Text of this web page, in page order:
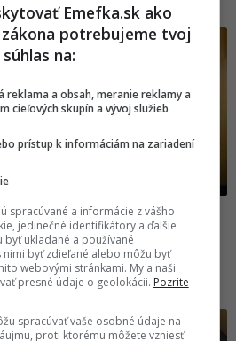
nákupom. Allegro
slovenský e-shop
11.02.2025
Emefka.sk ako
potrebujeme tvoj
súhlas na:
reklama a obsah, meranie reklamy a
cieľových skupín a vývoj služieb
prístup k informáciám na zariadení
spracúvané a informácie z vášho
jedinečné identifikátory a ďalšie
byť ukladané a používané
byť zdieľané alebo môžu byť
webovými stránkami. My a naši
presné údaje o geolokácii. Pozrite
spracúvať vaše osobné údaje na
proti ktorému môžete vzniesť